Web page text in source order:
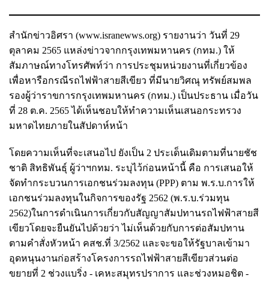
สำนักข่าวอิศรา (www.isranewws.org) รายงานว่า วันที่ 29
ตุลาคม 2565 แหล่งข่าวจากกรุงเทพมหานคร (กทม.) ให้
สัมภาษณ์ทางโทรศัพท์ว่า การประชุมหน่วยงานที่เกี่ยวข้อง
เพื่อหารือกรณีรถไฟฟ้าสายสีเขียว ที่มีนายวิศณุ ทรัพย์สมพล
รองผู้ว่าราขการกรุงเทพมหานคร (กทม.) เป็นประธาน เมื่อวัน
ที่ 28 ต.ค. 2565 ได้เห็นชอบให้ทำความเห็นเสนอกระทรวง
มหาดไทยภายในสัปดาห์หน้า
โดยความเห็นที่จะเสนอไป ยังเป็น 2 ประเด็นเดิมตามที่นายชัช
ชาติ สิทธิพันธุ์ ผู้ว่าฯกทม. ระบุไว้ก่อนหน้านี้ คือ การเสนอให้
จัดทำกระบวนการเอกชนร่วมลงทุน (PPP) ตาม พ.ร.บ.การให้
เอกชนร่วมลงทุนในกิจการของรัฐ 2562 (พ.ร.บ.ร่วมทุน
2562)ในการดำเนินการเกี่ยวกับสัญญาสัมปทานรถไฟฟ้าสายสี
เขียวโดยจะยืนยันไปด้วยว่า ไม่เห็นด้วยกับการต่อสัมปทาน
ตามคำสั่งหัวหน้า คสช.ที่ 3/2562 และจะขอให้รัฐบาลเข้ามา
อุดหนุนงานก่อสร้างโครงการรถไฟฟ้าสายสีเขียวส่วนต่อ
ขยายที่ 2 ช่วงแบริ่ง - เคหะสมุทรปราการ และช่วงหมอชิต -